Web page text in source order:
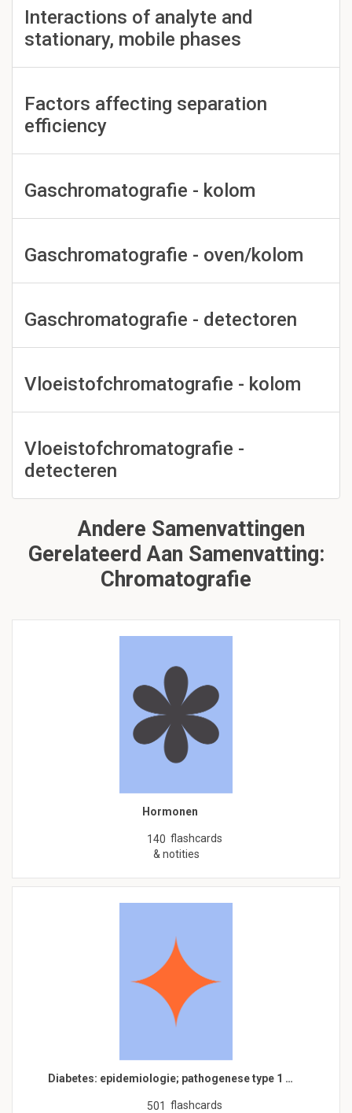
Interactions of analyte and
stationary, mobile phases
Factors affecting separation
efficiency
Gaschromatografie - kolom
Gaschromatografie - oven/kolom
Gaschromatografie - detectoren
Vloeistofchromatografie - kolom
Vloeistofchromatografie -
detecteren
Andere Samenvattingen
Gerelateerd Aan Samenvatting:
Chromatografie
Hormonen
140 flashcards
& notities
Diabetes: epidemiologie; pathogenese type 1 …
501 flashcards